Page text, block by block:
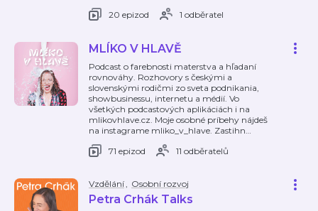
20 epizod
1 odběratel
MLÍKO V HLAVĚ
Podcast o farebnosti materstva a hľadaní
rovnováhy. Rozhovory s českými a
slovenskými rodičmi zo sveta podnikania,
showbusinessu, internetu a médií. Vo
všetkých podcastových aplikáciách i na
mlikovhlave.cz. Moje osobné príbehy nájdeš
na instagrame mliko_v_hlave. Zastihn…
71 epizod
11 odběratelů
Vzdělání, Osobní rozvoj
Petra Crhák Talks